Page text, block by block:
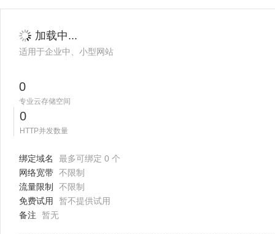
加载中...
适用于企业中、小型网站
0
专业云存储空间
0
HTTP并发数量
绑定域名
最多可绑定 0 个
网络宽带 不限制
流量限制
不限制
免费试用
暂不提供试用
备注
暂无